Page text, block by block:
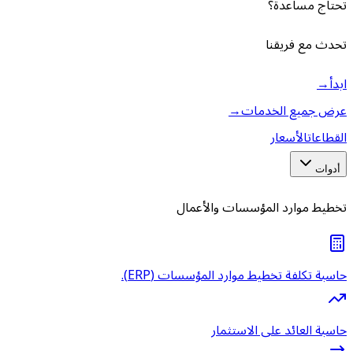
تحتاج مساعدة؟
تحدث مع فريقنا
ابدأ→
عرض جميع الخدمات→
القطاعاتالأسعار
أدوات
تخطيط موارد المؤسسات والأعمال
حاسبة تكلفة تخطيط موارد المؤسسات (ERP).
حاسبة العائد على الاستثمار